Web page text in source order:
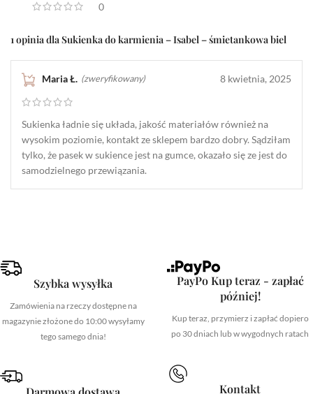
0
1 opinia dlaSukienka do karmienia – Isabel – śmietankowa biel
Maria Ł. (zweryfikowany) 8 kwietnia, 2025
Sukienka ładnie się układa, jakość materiałów również na
wysokim poziomie, kontakt ze sklepem bardzo dobry. Sądziłam
tylko, że pasek w sukience jest na gumce, okazało się ze jest do
samodzielnego przewiązania.
Szybka wysyłka
Zamówienia na rzeczy dostępne na
magazynie złożone do 10:00 wysyłamy
tego samego dnia!
PayPo Kup teraz - zapłać
później!
Kup teraz, przymierz i zapłać dopiero
po 30 dniach lub w wygodnych ratach
Kontakt